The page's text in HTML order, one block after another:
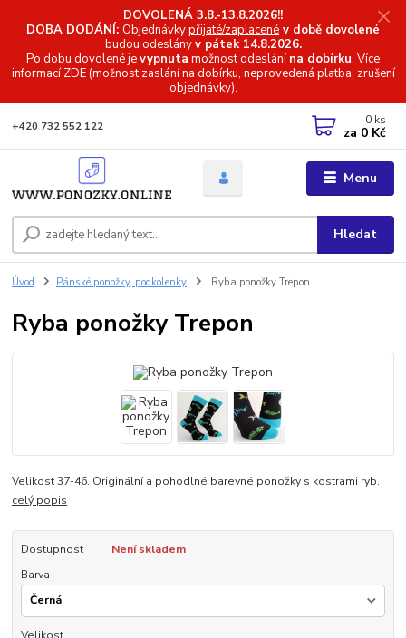
DOVOLENÁ 3.8.-13.8.2026!!
DOBA DODÁNÍ: Objednávkypřijaté/zaplacené v době dovolené
budou odeslányv pátek 14.8.2026.
Po dobu dovolené jevypnuta možnost odeslánína dobírku. Více
informacíZDE (možnost zaslání na dobírku, neprovedená platba, zrušení
objednávky).
Menu
Hledat
+420 732 552 122 0 ks
za 0 Kč
Úvod Pánské ponožky, podkolenky Ryba ponožky Trepon
Ryba ponožky Trepon
Velikost 37-46. Originální a pohodlné barevné ponožky s kostrami ryb.
celý popis
Dostupnost
Není skladem
Barva